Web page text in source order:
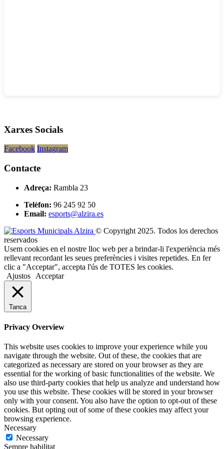
Xarxes Socials
Facebook Instagram
Contacte
Adreça: Rambla 23
Telèfon: 96 245 92 50
Email: esports@alzira.es
© Copyright 2025. Todos los derechos
reservados
Usem cookies en el nostre lloc web per a brindar-li l'experiència més
rellevant recordant les seues preferències i visites repetides. En fer
clic a "Acceptar", accepta l'ús de TOTES les cookies.
Ajustos
Acceptar
Tanca
Privacy Overview
This website uses cookies to improve your experience while you
navigate through the website. Out of these, the cookies that are
categorized as necessary are stored on your browser as they are
essential for the working of basic functionalities of the website. We
also use third-party cookies that help us analyze and understand how
you use this website. These cookies will be stored in your browser
only with your consent. You also have the option to opt-out of these
cookies. But opting out of some of these cookies may affect your
browsing experience.
Necessary
Necessary
Sempre habilitat